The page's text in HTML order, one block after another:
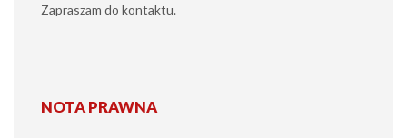
Zapraszam do kontaktu.
NOTA PRAWNA